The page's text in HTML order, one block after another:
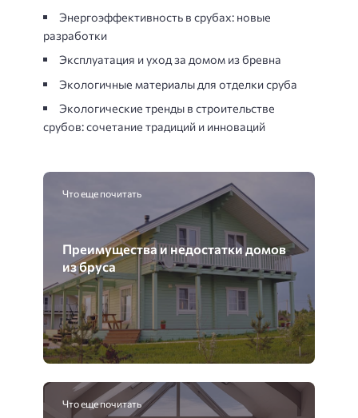
Энергоэффективность в срубах: новые
разработки
Эксплуатация и уход за домом из бревна
Экологичные материалы для отделки сруба
Экологические тренды в строительстве
срубов: сочетание традиций и инноваций
Что еще почитать
Преимущества и недостатки домов
из бруса
Что еще почитать